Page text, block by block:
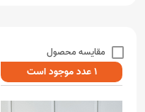
مقایسه محصول
1 عدد موجود است